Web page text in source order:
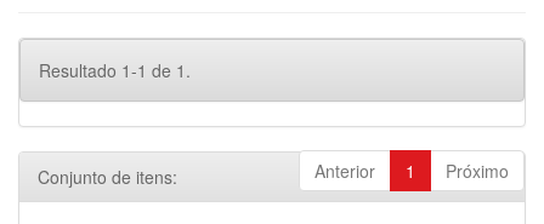
Resultado 1-1 de 1.
Anterior 1 Próximo
Conjunto de itens: